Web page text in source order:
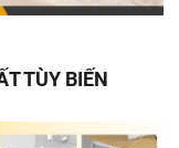
TÙY BIẾN